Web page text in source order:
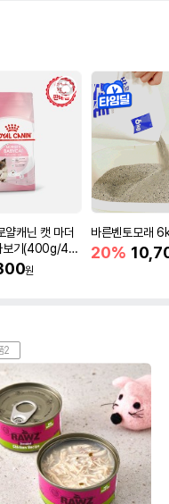
캐닌 캣 마더
보기(400g/4/1
원
바른벤토모래
20%
2